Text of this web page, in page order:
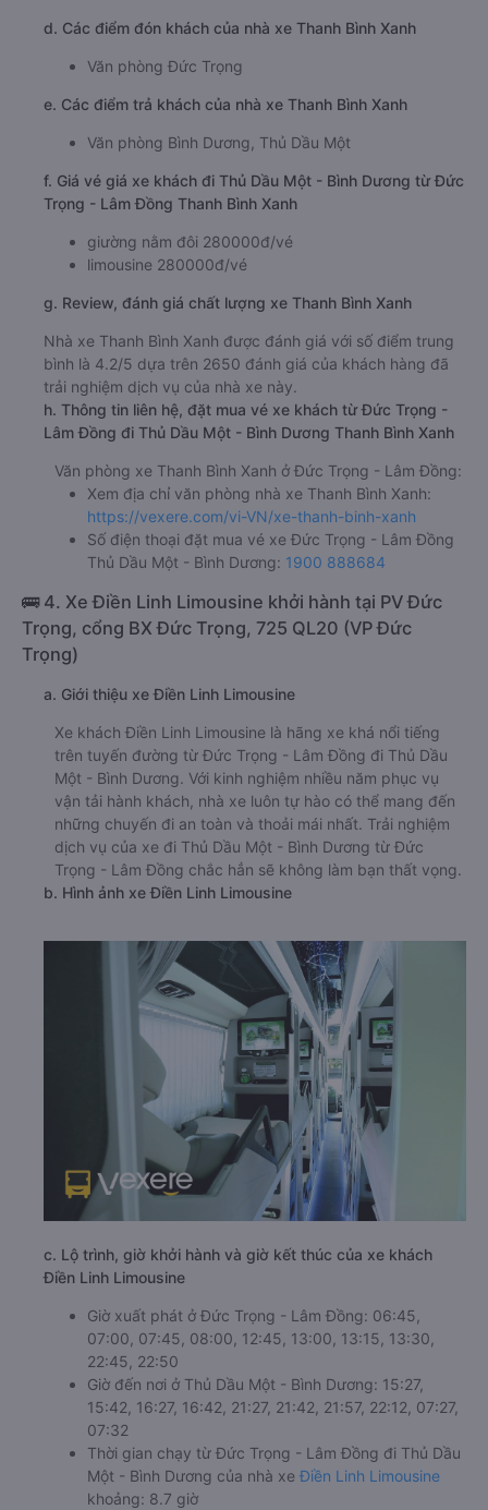
d. Các điểm đón khách của nhà xe Thanh Bình Xanh
Văn phòng Đức Trọng
e. Các điểm trả khách của nhà xe Thanh Bình Xanh
Văn phòng Bình Dương, Thủ Dầu Một
f. Giá vé giá xe khách đi Thủ Dầu Một - Bình Dương từ Đức
Trọng - Lâm Đồng Thanh Bình Xanh
giường nằm đôi 280000đ/vé
limousine 280000đ/vé
g. Review, đánh giá chất lượng xe Thanh Bình Xanh
Nhà xe Thanh Bình Xanh được đánh giá với số điểm trung
bình là 4.2/5 dựa trên 2650 đánh giá của khách hàng đã
trải nghiệm dịch vụ của nhà xe này.
h. Thông tin liên hệ, đặt mua vé xe khách từ Đức Trọng -
Lâm Đồng đi Thủ Dầu Một - Bình Dương Thanh Bình Xanh
Văn phòng xe Thanh Bình Xanh ở Đức Trọng - Lâm Đồng:
Xem địa chỉ văn phòng nhà xe Thanh Bình Xanh:
https://vexere.com/vi-VN/xe-thanh-binh-xanh
Số điện thoại đặt mua vé xe Đức Trọng - Lâm Đồng
Thủ Dầu Một - Bình Dương: 1900 888684
🚌 4. Xe Điền Linh Limousine khởi hành tại PV Đức
Trọng, cổng BX Đức Trọng, 725 QL20 (VP Đức
Trọng)
a. Giới thiệu xe Điền Linh Limousine
Xe khách Điền Linh Limousine là hãng xe khá nổi tiếng
trên tuyến đường từ Đức Trọng - Lâm Đồng đi Thủ Dầu
Một - Bình Dương. Với kinh nghiệm nhiều năm phục vụ
vận tải hành khách, nhà xe luôn tự hào có thể mang đến
những chuyến đi an toàn và thoải mái nhất. Trải nghiệm
dịch vụ của xe đi Thủ Dầu Một - Bình Dương từ Đức
Trọng - Lâm Đồng chắc hẳn sẽ không làm bạn thất vọng.
b. Hình ảnh xe Điền Linh Limousine
c. Lộ trình, giờ khởi hành và giờ kết thúc của xe khách
Điền Linh Limousine
Giờ xuất phát ở Đức Trọng - Lâm Đồng: 06:45,
07:00, 07:45, 08:00, 12:45, 13:00, 13:15, 13:30,
22:45, 22:50
Giờ đến nơi ở Thủ Dầu Một - Bình Dương: 15:27,
15:42, 16:27, 16:42, 21:27, 21:42, 21:57, 22:12, 07:27,
07:32
Thời gian chạy từ Đức Trọng - Lâm Đồng đi Thủ Dầu
Một - Bình Dương của nhà xe Điền Linh Limousine
khoảng: 8.7 giờ